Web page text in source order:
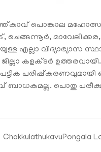
പൊങ്കാല
ചെങ്ങന്നൂർ,
എല്ലാ വിദ്യാഭ്യാസ
കളക്ടർ
ബാധകമല്ല. പൊതു
ChakkulathukavuPongala